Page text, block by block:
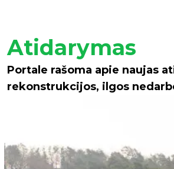
Atidarymas
Portale rašoma apie naujas
rekonstrukcijos, ilgos